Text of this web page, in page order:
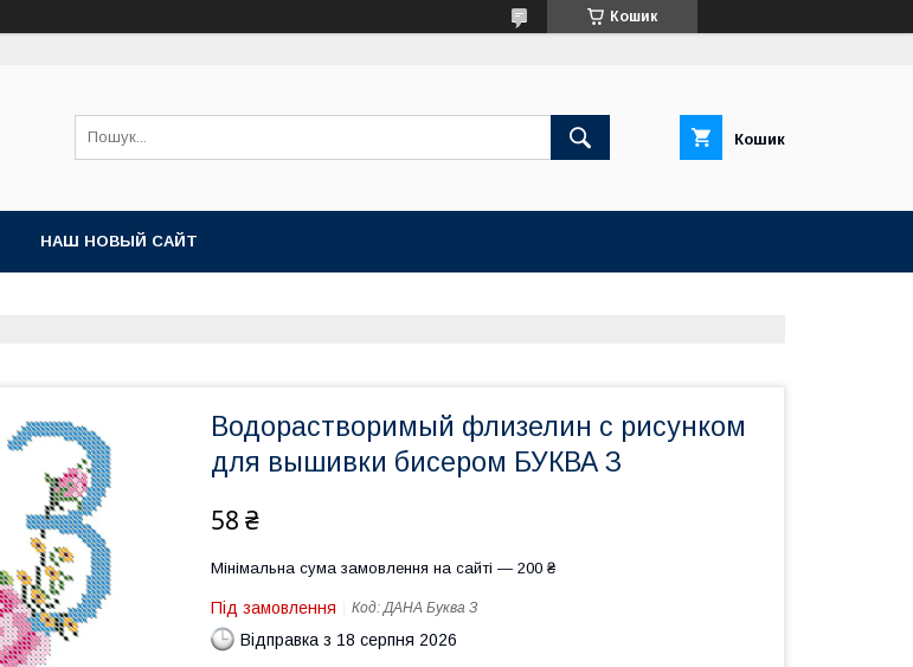
Кошик
Кошик
НАШ НОВЫЙ САЙТ
Водорастворимый флизелин с рисунком
для вышивки бисером БУКВА З
58 ₴
Мінімальна сума замовлення на сайті — 200 ₴
Під замовлення Код:ДАНА Буква З
Відправка з 18 серпня 2026